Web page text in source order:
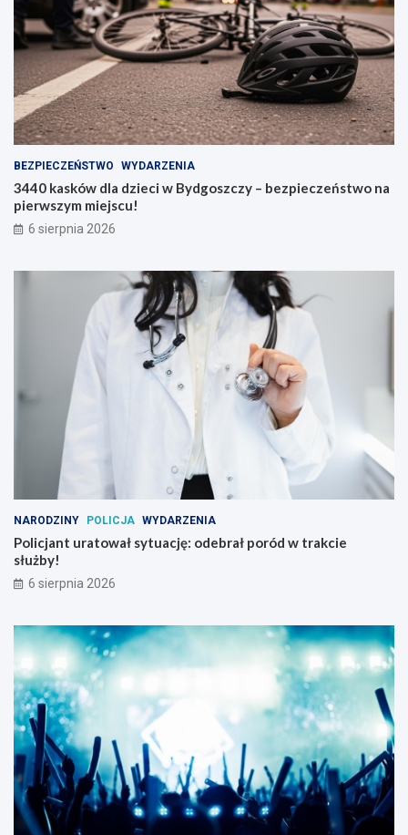
BEZPIECZEŃSTWO WYDARZENIA
3440 kasków dla dzieci w Bydgoszczy – bezpieczeństwo na
pierwszym miejscu!
6 sierpnia 2026
NARODZINY POLICJA WYDARZENIA
Policjant uratował sytuację: odebrał poród w trakcie
służby!
6 sierpnia 2026